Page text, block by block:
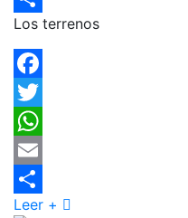
Compartir
Los terrenos
Facebook
Twitter
WhatsApp
Email
Compartir
Leer +